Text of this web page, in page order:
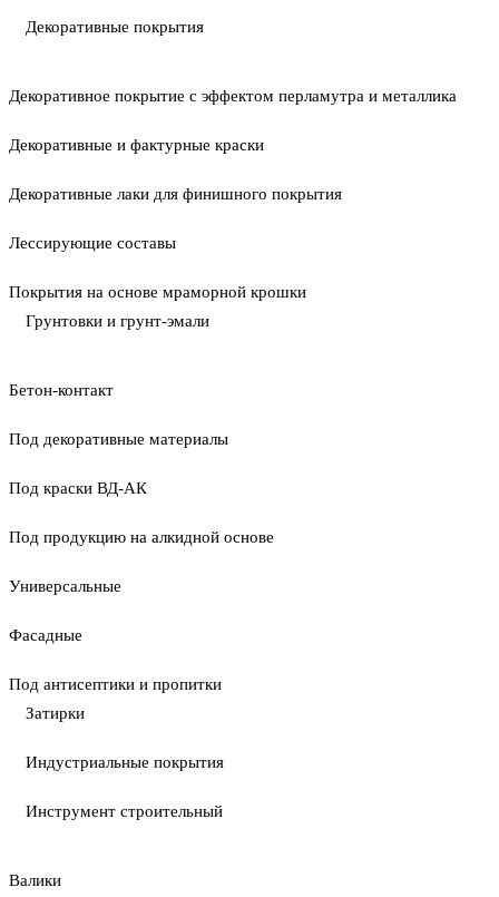
Декоративные покрытия
Декоративное покрытие с эффектом перламутра и металлика
Декоративные и фактурные краски
Декоративные лаки для финишного покрытия
Лессирующие составы
Покрытия на основе мраморной крошки
Грунтовки и грунт-эмали
Бетон-контакт
Под декоративные материалы
Под краски ВД-АК
Под продукцию на алкидной основе
Универсальные
Фасадные
Под антисептики и пропитки
Затирки
Индустриальные покрытия
Инструмент строительный
Валики